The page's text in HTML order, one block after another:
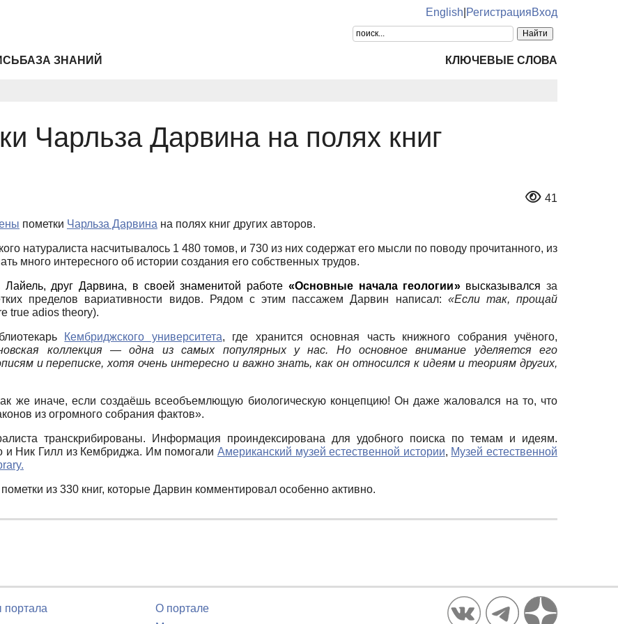
English РегистрацияВход
БАЗА ЗНАНИЙ КЛЮЧЕВЫЕ СЛОВА
Чарльза Дарвина на полях книг
41
пометки Чарльза Дарвина на полях книг других авторов.
натуралиста насчитывалось 1 480 томов, и 730 из них содержат его мысли по поводу прочитанного, из
много интересного об истории создания его собственных трудов.
Лайель, друг Дарвина, в своей знаменитой работе «Основные начала геологии»высказывался за
пределов вариативности видов. Рядом с этим пассажем Дарвин написал: «Если так, прощай
true adios theory).
Кембриджского университета, где хранится основная часть книжного собрания учёного,
коллекция — одна из самых популярных у нас. Но основное внимание уделяется его
и переписке, хотя очень интересно и важно знать, как он относился к идеям и теориям других,
же иначе, если создаёшь всеобъемлющую биологическую концепцию! Он даже жаловался на то, что
из огромного собрания фактов».
транскрибированы. Информация проиндексирована для удобного поиска по темам и идеям.
и Ник Гилл из Кембриджа. Им помогали Американский музей естественной истории, Музей естественной
из 330 книг, которые Дарвин комментировал особенно активно.
портала
О портале